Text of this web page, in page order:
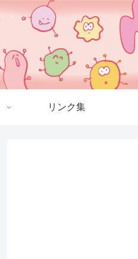
リンク集